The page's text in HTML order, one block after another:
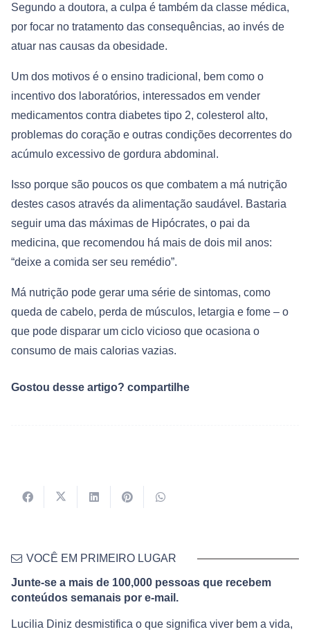
Segundo a doutora, a culpa é também da classe médica,
por focar no tratamento das consequências, ao invés de
atuar nas causas da obesidade.
Um dos motivos é o ensino tradicional, bem como o
incentivo dos laboratórios, interessados em vender
medicamentos contra diabetes tipo 2, colesterol alto,
problemas do coração e outras condições decorrentes do
acúmulo excessivo de gordura abdominal.
Isso porque são poucos os que combatem a má nutrição
destes casos através da alimentação saudável. Bastaria
seguir uma das máximas de Hipócrates, o pai da
medicina, que recomendou há mais de dois mil anos:
“deixe a comida ser seu remédio”.
Má nutrição pode gerar uma série de sintomas, como
queda de cabelo, perda de músculos, letargia e fome – o
que pode disparar um ciclo vicioso que ocasiona o
consumo de mais calorias vazias.
Gostou desse artigo? compartilhe
VOCÊ EM PRIMEIRO LUGAR
Junte-se a mais de 100,000 pessoas que recebem
conteúdos semanais por e-mail.
Lucilia Diniz desmistifica o que significa viver bem a vida,